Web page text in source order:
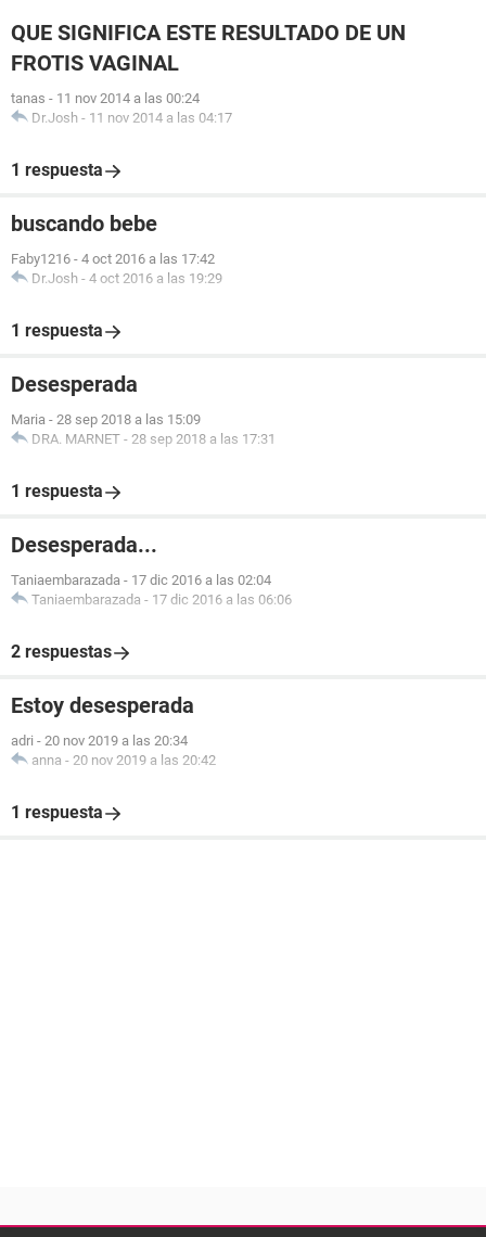
QUE SIGNIFICA ESTE RESULTADO DE UN
FROTIS VAGINAL
tanas - 11 nov 2014 a las 00:24
Dr.Josh - 11 nov 2014 a las 04:17
1 respuesta
buscando bebe
Faby1216 - 4 oct 2016 a las 17:42
Dr.Josh - 4 oct 2016 a las 19:29
1 respuesta
Desesperada
Maria - 28 sep 2018 a las 15:09
DRA. MARNET - 28 sep 2018 a las 17:31
1 respuesta
Desesperada...
Taniaembarazada - 17 dic 2016 a las 02:04
Taniaembarazada - 17 dic 2016 a las 06:06
2 respuestas
Estoy desesperada
adri - 20 nov 2019 a las 20:34
anna - 20 nov 2019 a las 20:42
1 respuesta